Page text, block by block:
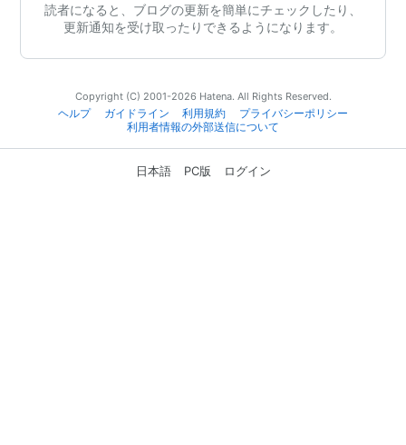
読者になると、ブログの更新を簡単にチェックしたり、
更新通知を受け取ったりできるようになります。
Copyright (C) 2001-2026 Hatena. All Rights Reserved.
ヘルプ
ガイドライン 利用規約
プライバシーポリシー
利用者情報の外部送信について
日本語 PC版 ログイン